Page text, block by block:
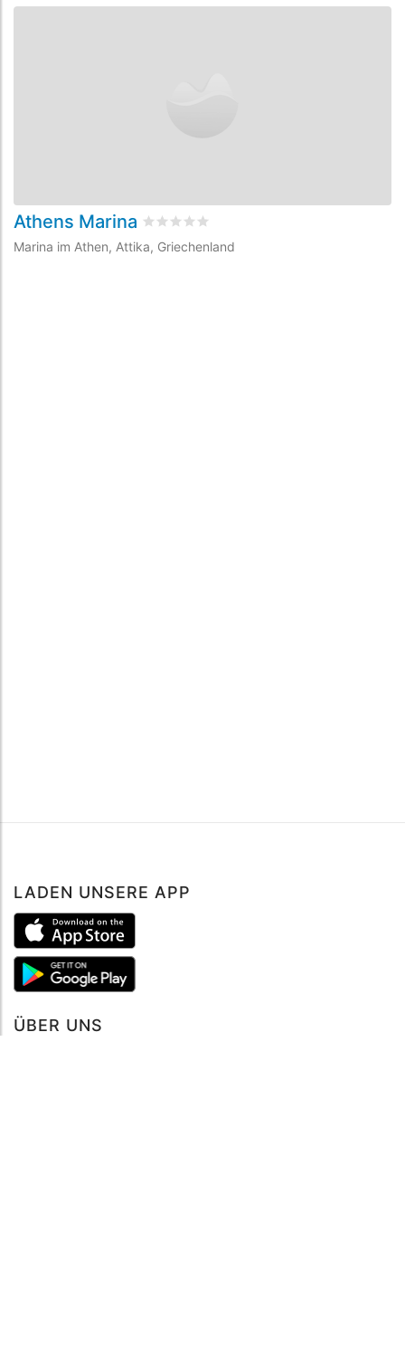
Athens Marina bewertet0
Marina im Athen, Attika, Griechenland
LADEN UNSERE APP
ÜBER UNS